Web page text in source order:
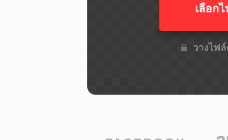
เลือก
วางไฟ